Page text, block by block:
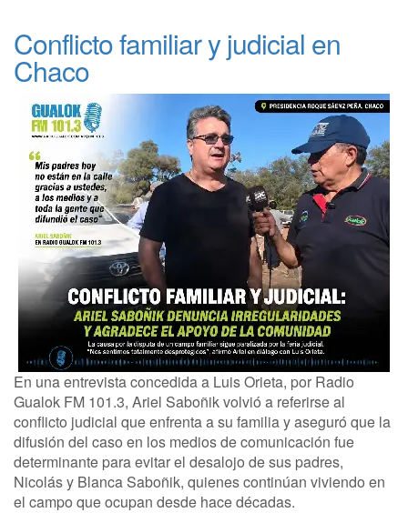
Conflicto familiar y judicial en
Chaco
En una entrevista concedida a Luis Orieta, por Radio
Gualok FM 101.3, Ariel Saboñik volvió a referirse al
conflicto judicial que enfrenta a su familia y aseguró que la
difusión del caso en los medios de comunicación fue
determinante para evitar el desalojo de sus padres,
Nicolás y Blanca Saboñik, quienes continúan viviendo en
el campo que ocupan desde hace décadas.